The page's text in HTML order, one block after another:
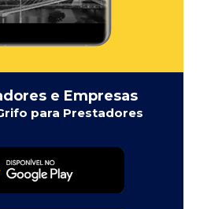
e Empresas
para Prestadores